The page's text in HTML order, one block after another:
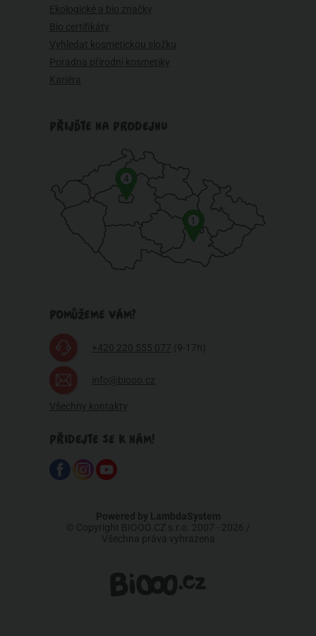
Ekologické a bio značky
Bio certifikáty
Vyhledat kosmetickou složku
Poradna přírodní kosmetiky
Kariéra
PŘIJĎTE NA PRODEJNU
1
4
POMŮŽEME VÁM?
+420 220 555 077 (9-17h)
info@biooo.cz
Všechny kontakty
PŘIDEJTE SE K NÁM!
Powered by LambdaSystem
© Copyright BIOOO.CZ s.r.o. 2007 - 2026 /
Všechna práva vyhrazena